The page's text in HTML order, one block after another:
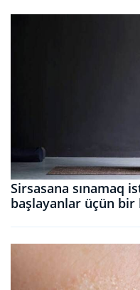
Sirsasana sınamaq
başlayanlar üçün bir